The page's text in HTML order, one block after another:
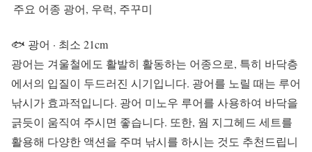
주요 어종 광어, 우럭, 주꾸미
🐟 광어 · 최소 21cm
광어는 겨울철에도 활발히 활동하는 어종으로, 특히 바닥층
에서의 입질이 두드러진 시기입니다. 광어를 노릴 때는 루어
낚시가 효과적입니다. 광어 미노우 루어를 사용하여 바닥을
긁듯이 움직여 주시면 좋습니다. 또한, 웜 지그헤드 세트를
활용해 다양한 액션을 주며 낚시를 하시는 것도 추천드립니